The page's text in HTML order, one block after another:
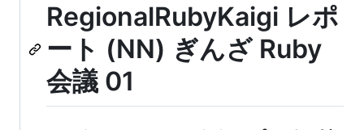
RegionalRubyKaigi レポ
ート (NN) ぎんざ Ruby
会議 01